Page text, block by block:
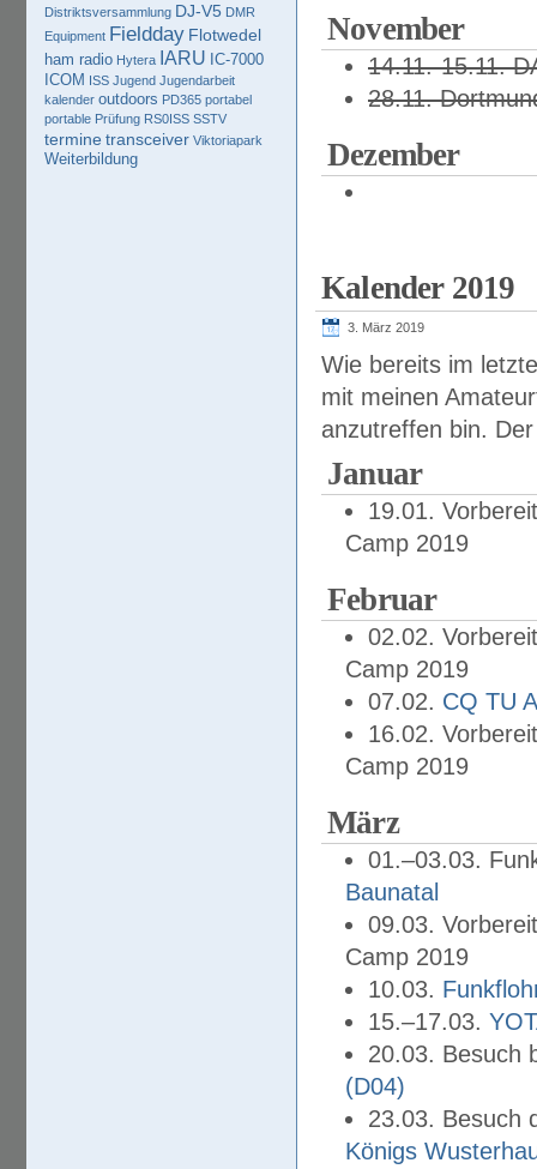
November
14.11.-15.11.
28.11.
Dezember
Kalender 2019
3. März 2019
Wie bereits im
mit meinen
anzutreffen bin.
Januar
19.01.
Camp 2019
Februar
02.02.
Camp 2019
07.02. CQ TU
16.02.
Camp 2019
März
01.–03.03.
Baunatal
09.03.
Camp 2019
10.03.
15.–17.03.
20.03. Besuch
(D04)
23.03. Besuch
Königs
Distriktsversammlung DJ-V5 DMR
Equipment Fieldday Flotwedel
ham radio Hytera IARU IC-7000
ICOM ISS Jugend Jugendarbeit
kalender outdoors PD365 portabel
portable Prüfung RS0ISS SSTV
termine transceiver Viktoriapark
Weiterbildung